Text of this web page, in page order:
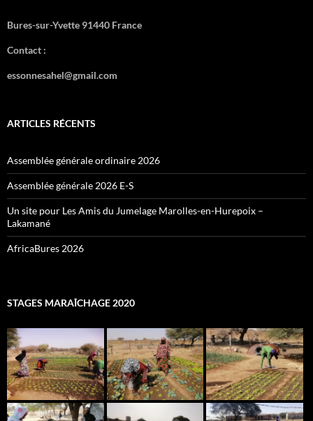
Bures-sur-Yvette 91440 France
Contact :
essonnesahel@gmail.com
ARTICLES RÉCENTS
Assemblée générale ordinaire 2026
Assemblée générale 2026 E-S
Un site pour Les Amis du Jumelage Marolles-en-Hurepoix –
Lakamané
AfricaBures 2026
STAGES MARAÎCHAGE 2020